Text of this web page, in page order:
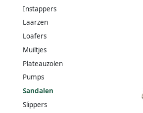
Instappers
Laarzen
Loafers
Muiltjes
Plateauzolen
Pumps
Sandalen
Slippers